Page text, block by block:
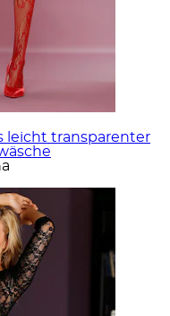
leicht transparenter